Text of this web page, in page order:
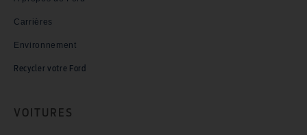
Carrières
Environnement
Recycler votre Ford
VOITURES